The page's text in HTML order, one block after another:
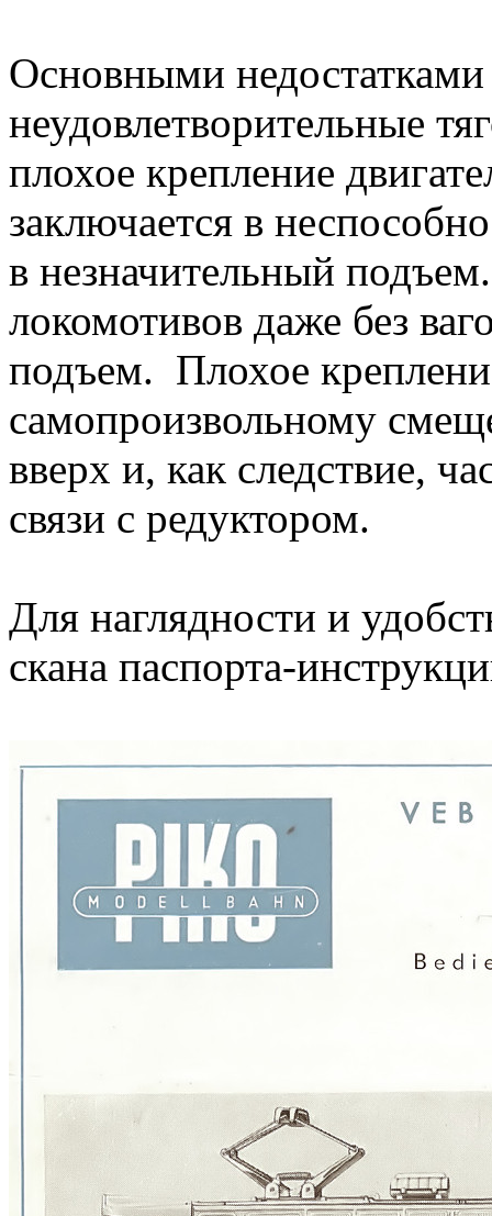
Основными
неудовлетворительные
плохое крепление
заключается в
в незначительный
локомотивов даже без
подъем. Плохое
самопроизвольному
вверх и, как следствие,
связи с редуктором.
Для наглядности и
скана паспорта-